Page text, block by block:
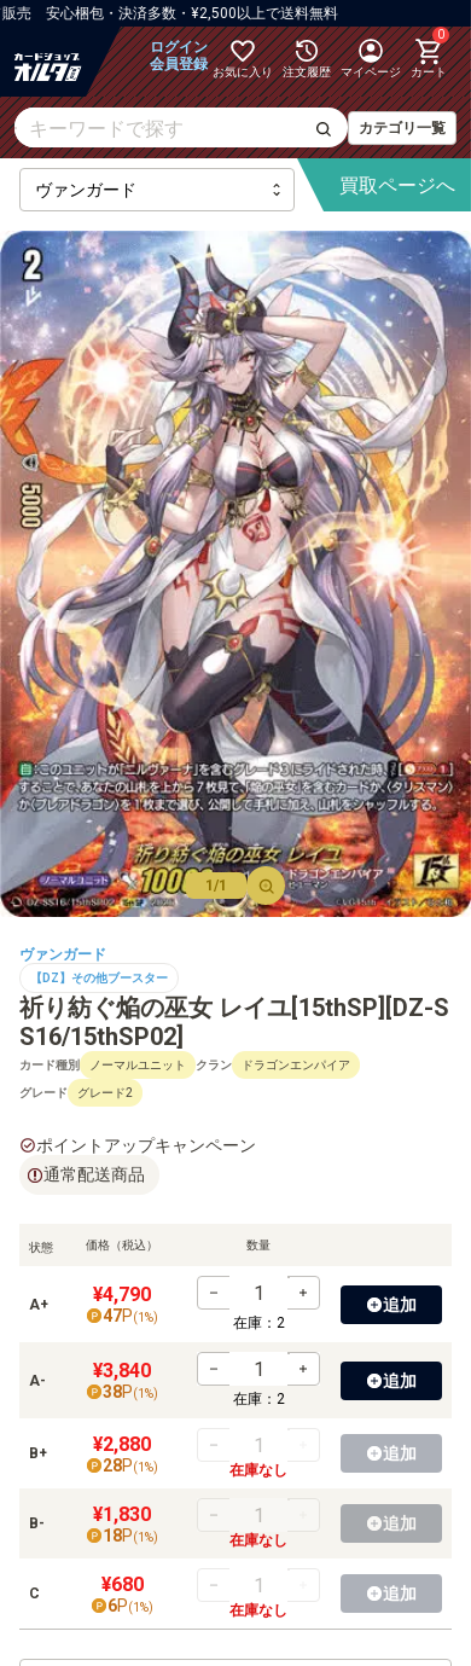
安心梱包・決済多数・¥2,500以上で送料無料
ログイン
会員登録 お気に入り 注文履歴 マイページ
0
カート
カテゴリ一覧
最新弾
【DZ】ブースター
【DZ】その他ブースター
【DZ】デッキなど
【D】ブースター
【D】その他ブースター
【D】デッキなど
【DPR】PRカード
買取ページへ
1/1
ヴァンガード
【DZ】その他ブースター
祈り紡ぐ焔の巫女 レイユ[15thSP][DZ-S
S16/15thSP02]
カード種別 ノーマルユニット クラン ドラゴンエンパイア
グレード グレード2
ポイントアップキャンペーン
通常配送商品
状態 価格（税込） 数量
A+ ¥4,790
47P(1%) 在庫： 2
追加
A- ¥3,840
38P(1 %) 在庫： 2
追加
B+ ¥2,880
28P(1%) 在庫なし
追加
B- ¥1,830
18P(1 %) 在庫なし
追加
C ¥680
6P(1%) 在庫なし
追加